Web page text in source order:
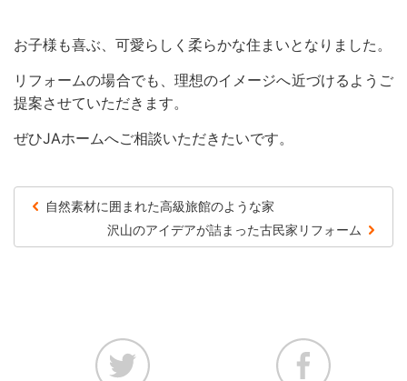
お子様も喜ぶ、可愛らしく柔らかな住まいとなりました。
リフォームの場合でも、理想のイメージへ近づけるようご
提案させていただきます。
ぜひJAホームへご相談いただきたいです。
自然素材に囲まれた高級旅館のような家
沢山のアイデアが詰まった古民家リフォーム